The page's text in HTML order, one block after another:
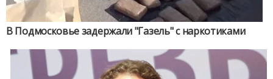
В Подмосковье задержали "Газель" с наркотиками